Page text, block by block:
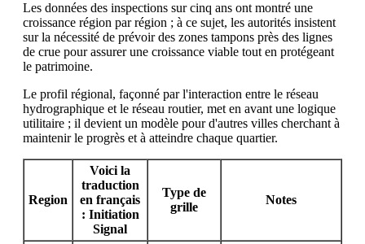
Les données des inspections sur cinq ans ont montré une
croissance région par région ; à ce sujet, les autorités insistent
sur la nécessité de prévoir des zones tampons près des lignes
de crue pour assurer une croissance viable tout en protégeant
le patrimoine.
Le profil régional, façonné par l'interaction entre le réseau
hydrographique et le réseau routier, met en avant une logique
utilitaire ; il devient un modèle pour d'autres villes cherchant à
maintenir le progrès et à atteindre chaque quartier.
Region
Voici la
traduction
en français
: Initiation
Signal
Type de
grille
Notes